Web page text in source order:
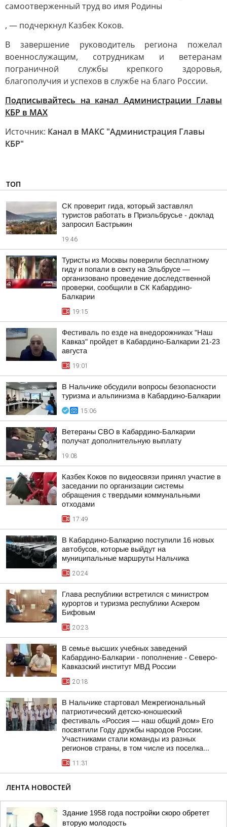
самоотверженный труд во имя Родины
, — подчеркнул Казбек Коков.
В завершение руководитель региона пожелал
военнослужащим, сотрудникам и ветеранам
пограничной службы крепкого здоровья,
благополучия и успехов в службе на благо России.
Подписывайтесь на канал Администрации Главы
КБР в МАХ
Источник: Канал в МАКС "Администрация Главы
КБР"
ТОП
СК проверит гида, который заставлял
туристов работать в Приэльбрусье - доклад
запросил Бастрыкин
19:46
Туристы из Москвы поверили бесплатному
гиду и попали в секту на Эльбрусе —
организовано проведение доследственной
проверки, сообщили в СК Кабардино-
Балкарии
19:15
Фестиваль по езде на внедорожниках "Наш
Кавказ" пройдет в Кабардино-Балкарии 21-23
августа
19:01
В Нальчике обсудили вопросы безопасности
туризма и альпинизма в Кабардино-Балкарии
15:06
Ветераны СВО в Кабардино-Балкарии
получат дополнительную выплату
19:08
Казбек Коков по видеосвязи принял участие в
заседании по организации системы
обращения с твердыми коммунальными
отходами
17:49
В Кабардино-Балкарию поступили 16 новых
автобусов, которые выйдут на
муниципальные маршруты Нальчика
20:24
Глава республики встретился с министром
курортов и туризма республики Аскером
Бифовым
20:23
В семье высших учебных заведений
Кабардино-Балкарии - пополнение - Северо-
Кавказский институт МВД России
20:18
В Нальчике стартовал Межрегиональный
патриотический детско-юношеский
фестиваль «Россия — наш общий дом» Его
посвятили Году дружбы народов России.
Участниками стали команды из разных
регионов страны, в том числе из поселка...
11:31
ЛЕНТА НОВОСТЕЙ
Здание 1958 года постройки скоро обретет
вторую молодость